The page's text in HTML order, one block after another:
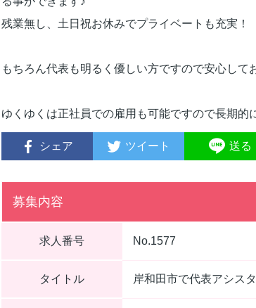
残業無し、土日祝お休みでプライベートも充実！
もちろん代表も明るく優しい方ですので安心して
ゆくゆくは正社員での雇用も可能ですので長期
シェア ツイート 送る
募集内容
求人番号 No.1577
タイトル 岸和田市で代表アシス